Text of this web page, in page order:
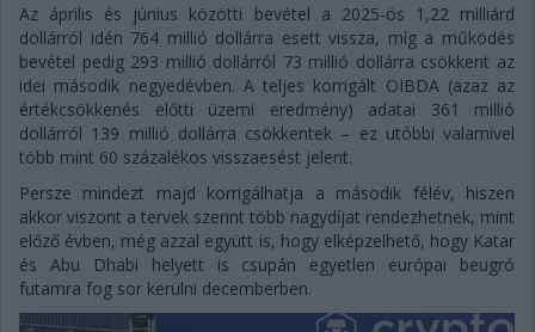
Az április és június közötti bevétel a 2025-ös 1,22 milliárd
dollárról idén 764 millió dollárra esett vissza, míg a működés
bevétel pedig 293 millió dollárról 73 millió dollárra csökkent az
idei második negyedévben. A teljes korrigált OIBDA (azaz az
értékcsökkenés előtti üzemi eredmény) adatai 361 millió
dollárról 139 millió dollárra csökkentek – ez utóbbi valamivel
több mint 60 százalékos visszaesést jelent.
Persze mindezt majd korrigálhatja a második félév, hiszen
akkor viszont a tervek szerint több nagydíjat rendezhetnek, mint
előző évben, még azzal együtt is, hogy elképzelhető, hogy Katar
és Abu Dhabi helyett is csupán egyetlen európai beugró
futamra fog sor kerülni decemberben.